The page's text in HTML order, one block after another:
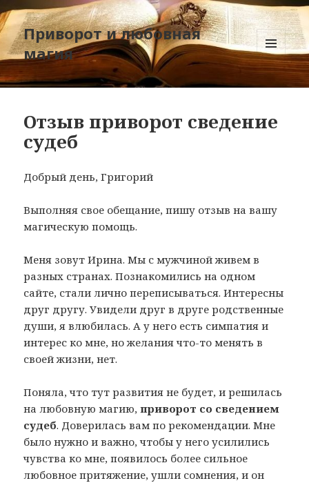
Приворот и любовная
магия
МЕНЮ
И
ВИДЖЕТЫ
Отзыв приворот сведение
судеб
Добрый день, Григорий
Выполняя свое обещание, пишу отзыв на вашу
магическую помощь.
Меня зовут Ирина. Мы с мужчиной живем в
разных странах. Познакомились на одном
сайте, стали лично переписываться. Интересны
друг другу. Увидели друг в друге родственные
души, я влюбилась. А у него есть симпатия и
интерес ко мне, но желания что-то менять в
своей жизни, нет.
Поняла, что тут развития не будет, и решилась
на любовную магию,приворот со сведением
судеб. Доверилась вам по рекомендации. Мне
было нужно и важно, чтобы у него усилились
чувства ко мне, появилось более сильное
любовное притяжение, ушли сомнения, и он